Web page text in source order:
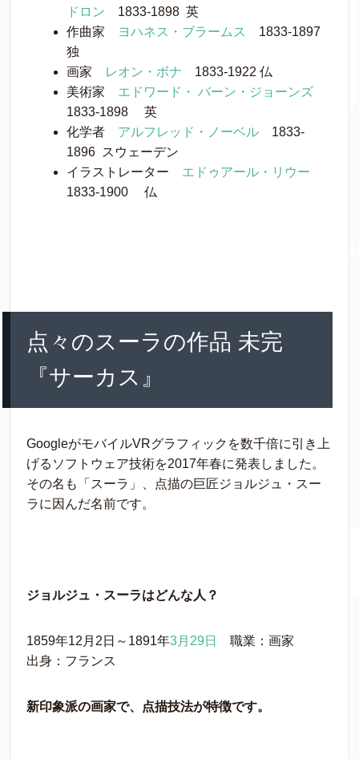
ドロン 1833-1898 英
作曲家
ヨハネス・ブラームス
1833-1897
独
画家
レオン・ボナ 1833-1922 仏
美術家 エドワード・ バーン・ジョーンズ
1833-1898 英
化学者 アルフレッド・ノーベル 1833-
1896 スウェーデン
イラストレーター エドゥアール・リウー
1833-1900 仏
点々のスーラの作品 未完
『サーカス』
GoogleがモバイルVRグラフィックを数千倍に引き上
げるソフトウェア技術を2017年春に発表しました。
その名も「スーラ」、点描の巨匠ジョルジュ・スー
ラに因んだ名前です。
ジョルジュ・スーラはどんな人？
1859年12月2日～1891年3月29日
職業：画家
出身：フランス
新印象派の画家で、点描技法が特徴です。